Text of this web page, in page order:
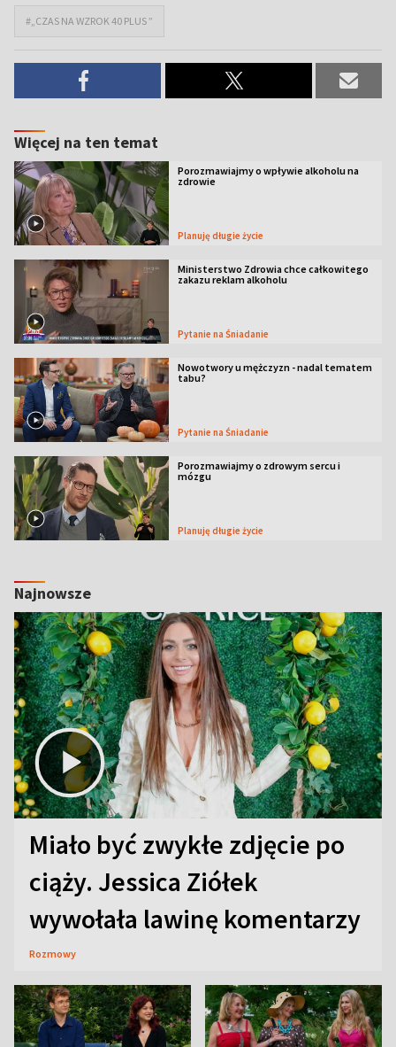
#„CZAS NA WZROK 40 PLUS ”
Więcej na ten temat
Porozmawiajmy o wpływie alkoholu na
zdrowie
Planuję długie życie
Ministerstwo Zdrowia chce całkowitego
zakazu reklam alkoholu
Pytanie na Śniadanie
Nowotwory u mężczyzn - nadal tematem
tabu?
Pytanie na Śniadanie
Porozmawiajmy o zdrowym sercu i
mózgu
Planuję długie życie
Najnowsze
Miało być zwykłe zdjęcie po
ciąży. Jessica Ziółek
wywołała lawinę komentarzy
Rozmowy